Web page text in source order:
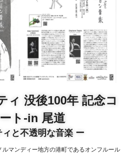
ィ 没後100年 記念コ
ト-in 尾道
ィと不透明な音楽 ー
マンディー地方の港町であるオンフルール